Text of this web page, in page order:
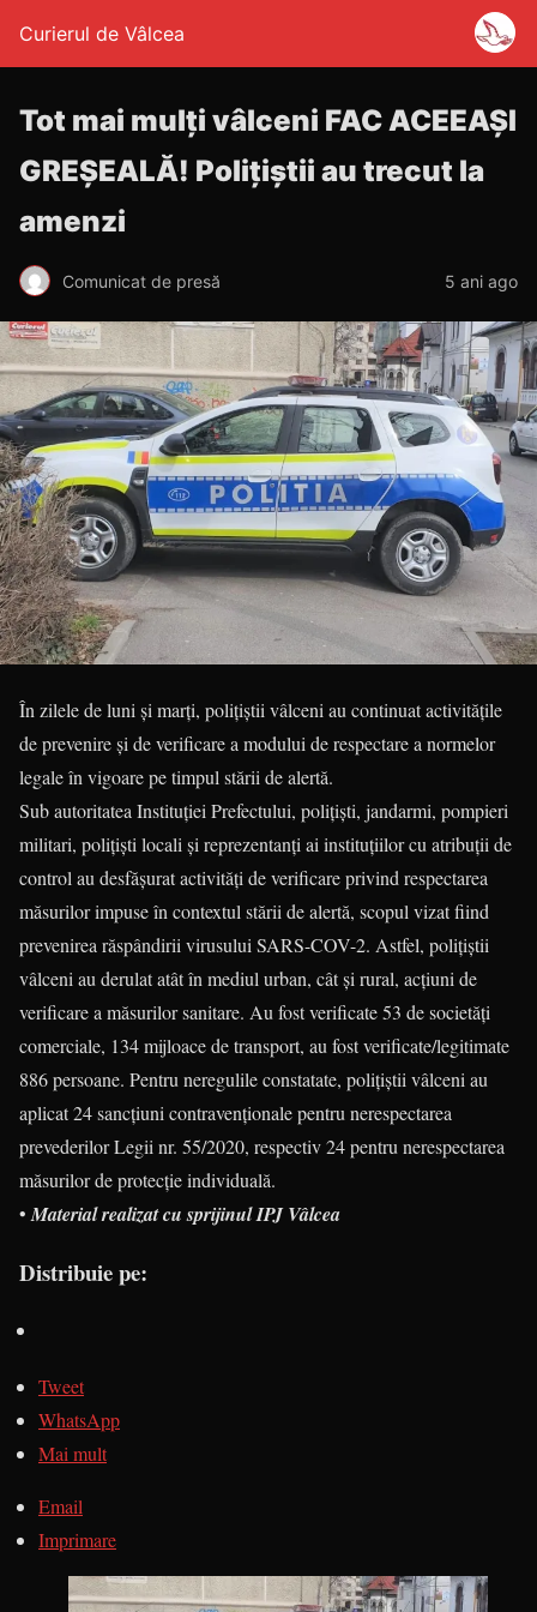
Curierul de Vâlcea
Tot mai mulți vâlceni FAC ACEEAȘI
GREȘEALĂ! Polițiștii au trecut la
amenzi
Comunicat de presă 5 ani ago
În zilele de luni și marți, polițiștii vâlceni au continuat activitățile
de prevenire și de verificare a modului de respectare a normelor
legale în vigoare pe timpul stării de alertă.
Sub autoritatea Instituției Prefectului, polițiști, jandarmi, pompieri
militari, polițiști locali și reprezentanți ai instituțiilor cu atribuții de
control au desfășurat activități de verificare privind respectarea
măsurilor impuse în contextul stării de alertă, scopul vizat fiind
prevenirea răspândirii virusului SARS-COV-2. Astfel, polițiștii
vâlceni au derulat atât în mediul urban, cât și rural, acțiuni de
verificare a măsurilor sanitare. Au fost verificate 53 de societăți
comerciale, 134 mijloace de transport, au fost verificate/legitimate
886 persoane. Pentru neregulile constatate, polițiștii vâlceni au
aplicat 24 sancțiuni contravenționale pentru nerespectarea
prevederilor Legii nr. 55/2020, respectiv 24 pentru nerespectarea
măsurilor de protecție individuală.
• Material realizat cu sprijinul IPJ Vâlcea
Distribuie pe:
Tweet
WhatsApp
Mai mult
Email
Imprimare